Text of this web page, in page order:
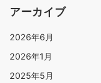
アーカイブ
2026年6月
2026年1月
2025年5月